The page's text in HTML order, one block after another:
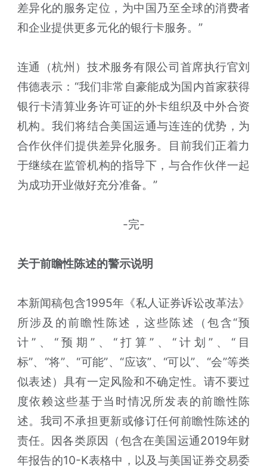
差异化的服务定位，为中国乃至全球的消费者
和企业提供更多元化的银行卡服务。”
连通（杭州）技术服务有限公司首席执行官刘
伟德表示：“我们非常自豪能成为国内首家获得
银行卡清算业务许可证的外卡组织及中外合资
机构。我们将结合美国运通与连连的优势，为
合作伙伴们提供差异化服务。目前我们正着力
于继续在监管机构的指导下，与合作伙伴一起
为成功开业做好充分准备。”
-完-
关于前瞻性陈述的警示说明
本新闻稿包含1995年《私人证券诉讼改革法》
所涉及的前瞻性陈述，这些陈述（包含“预
计”、“预期”、“打算”、“计划”、“目
标”、“将”、“可能”、“应该”、“可以”、“会”等类
似表述）具有一定风险和不确定性。请不要过
度依赖这些基于当时情况所发表的前瞻性陈
述。我司不承担更新或修订任何前瞻性陈述的
责任。因各类原因（包含在美国运通2019年财
年报告的10-K表格中，以及与美国证券交易委